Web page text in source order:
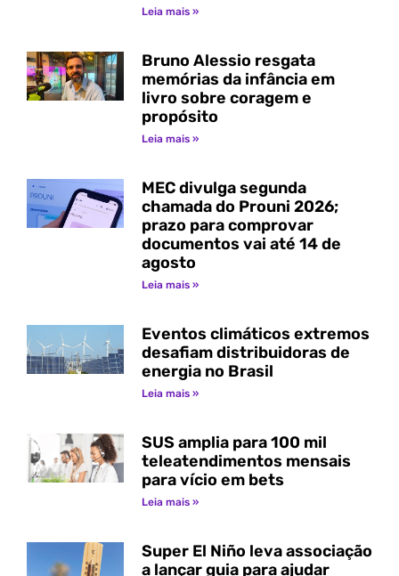
Leia mais »
Bruno Alessio resgata
memórias da infância em
livro sobre coragem e
propósito
Leia mais »
MEC divulga segunda
chamada do Prouni 2026;
prazo para comprovar
documentos vai até 14 de
agosto
Leia mais »
Eventos climáticos extremos
desafiam distribuidoras de
energia no Brasil
Leia mais »
SUS amplia para 100 mil
teleatendimentos mensais
para vício em bets
Leia mais »
Super El Niño leva associação
a lançar guia para ajudar